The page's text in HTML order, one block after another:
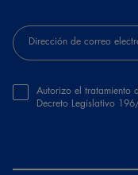
Dirección de correo
Autorizo el tratamiento
Decreto Legislativo